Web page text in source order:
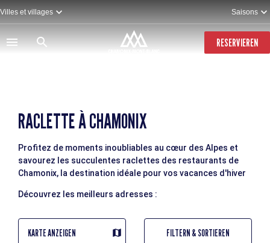
Direkt
zum
Inhalt
Villes et villages Saisons
RESERVIEREN
RACLETTE À CHAMONIX
Profitez de moments inoubliables au cœur des Alpes et
savourez les succulentes raclettes des restaurants de
Chamonix, la destination idéale pour vos vacances d'hiver
Découvrez les meilleurs adresses :
KARTE ANZEIGEN FILTERN & SORTIEREN